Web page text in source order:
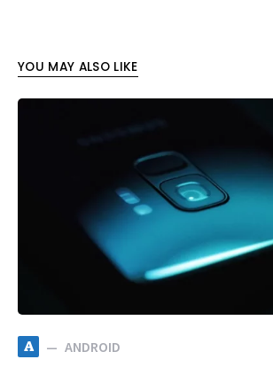
YOU MAY ALSO LIKE
A ANDROID